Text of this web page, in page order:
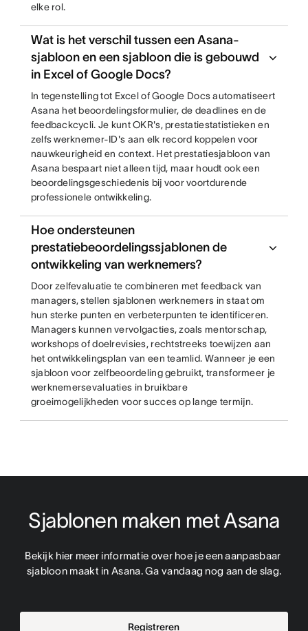
elke rol.
Wat is het verschil tussen een Asana-
sjabloon en een sjabloon die is gebouwd
in Excel of Google Docs?
In tegenstelling tot Excel of Google Docs automatiseert
Asana het beoordelingsformulier, de deadlines en de
feedbackcycli. Je kunt OKR's, prestatiestatistieken en
zelfs werknemer-ID's aan elk record koppelen voor
nauwkeurigheid en context. Het prestatiesjabloon van
Asana bespaart niet alleen tijd, maar houdt ook een
beoordelingsgeschiedenis bij voor voortdurende
professionele ontwikkeling.
Hoe ondersteunen
prestatiebeoordelingssjablonen de
ontwikkeling van werknemers?
Door zelfevaluatie te combineren met feedback van
managers, stellen sjablonen werknemers in staat om
hun sterke punten en verbeterpunten te identificeren.
Managers kunnen vervolgacties, zoals mentorschap,
workshops of doelrevisies, rechtstreeks toewijzen aan
het ontwikkelingsplan van een teamlid. Wanneer je een
sjabloon voor zelfbeoordeling gebruikt, transformeer je
werknemersevaluaties in bruikbare
groeimogelijkheden voor succes op lange termijn.
Sjablonen maken met Asana
Bekijk hier meer informatie over hoe je een aanpasbaar
sjabloon maakt in Asana. Ga vandaag nog aan de slag.
Registreren